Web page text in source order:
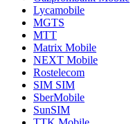
Lycamobile
MGTS
MTT
Matrix Mobile
NEXT Mobile
Rostelecom
SIM SIM
SberMobile
SunSIM